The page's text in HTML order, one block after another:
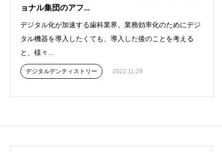
ョナル集団のアフ...
デジタル化が加速する歯科業界。業務効率化のためにデジ
タル機器を導入したくても、導入した後のことを考える
と、様々...
デジタルデンティストリー 2022.11.29